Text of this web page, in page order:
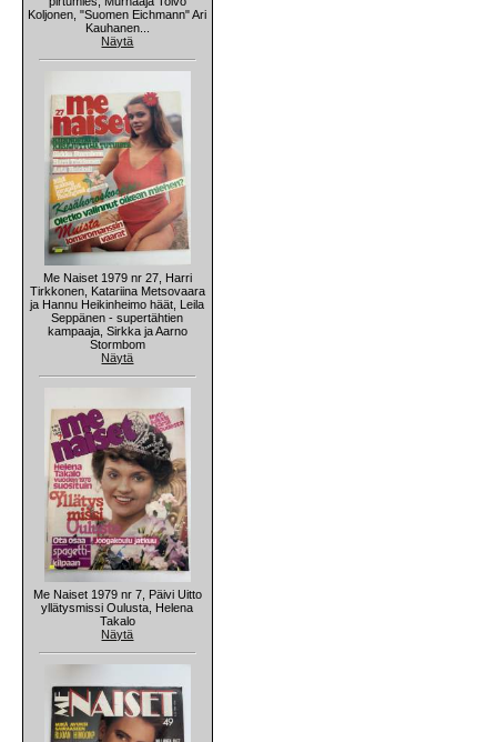
Koljonen, "Suomen Eichmann" Ari
Kauhanen...
Näytä
Me Naiset 1979 nr 27, Harri
Tirkkonen, Katariina Metsovaara
ja Hannu Heikinheimo häät, Leila
Seppänen - supertähtien
kampaaja, Sirkka ja Aarno
Stormbom
Näytä
Me Naiset 1979 nr 7, Päivi Uitto
yllätysmissi Oulusta, Helena
Takalo
Näytä